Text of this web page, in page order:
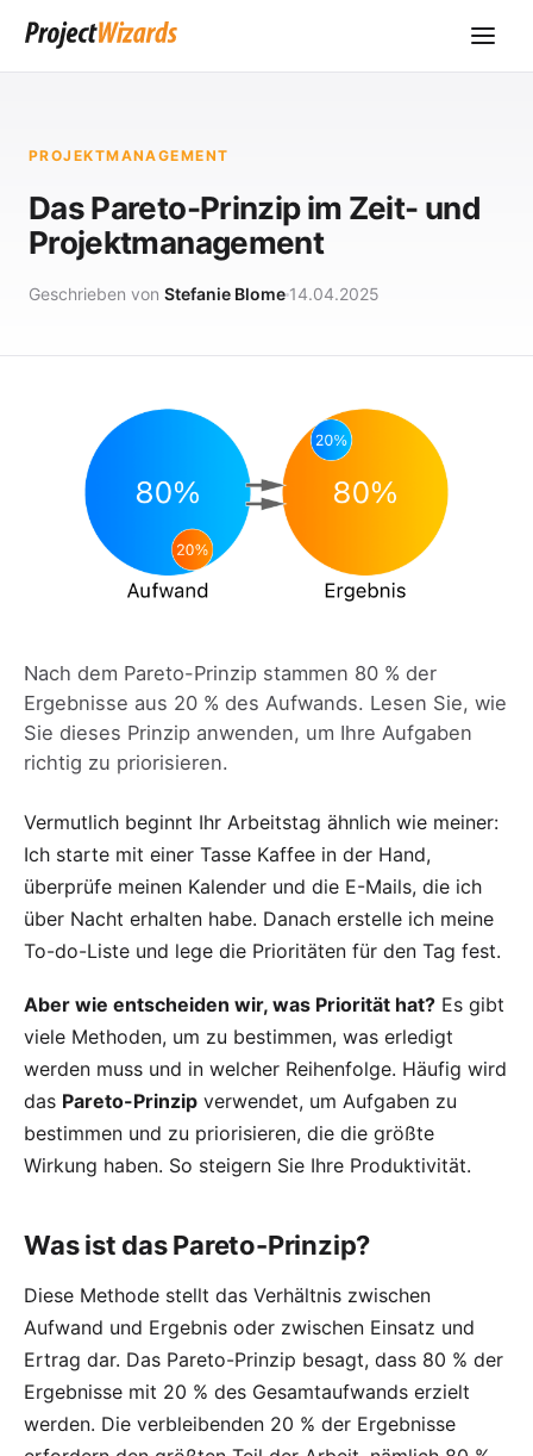
PROJEKTMANAGEMENT
Das Pareto-Prinzip im Zeit- und
Projektmanagement
Geschrieben von Stefanie Blome 14.04.2025
Nach dem Pareto-Prinzip stammen 80 % der
Ergebnisse aus 20 % des Aufwands. Lesen Sie, wie
Sie dieses Prinzip anwenden, um Ihre Aufgaben
richtig zu priorisieren.
Vermutlich beginnt Ihr Arbeitstag ähnlich wie meiner:
Ich starte mit einer Tasse Kaffee in der Hand,
überprüfe meinen Kalender und die E-Mails, die ich
über Nacht erhalten habe. Danach erstelle ich meine
To-do-Liste und lege die Prioritäten für den Tag fest.
Aber wie entscheiden wir, was Priorität hat? Es gibt
viele Methoden, um zu bestimmen, was erledigt
werden muss und in welcher Reihenfolge. Häufig wird
das Pareto-Prinzip verwendet, um Aufgaben zu
bestimmen und zu priorisieren, die die größte
Wirkung haben. So steigern Sie Ihre Produktivität.
Was ist das Pareto-Prinzip?
Diese Methode stellt das Verhältnis zwischen
Aufwand und Ergebnis oder zwischen Einsatz und
Ertrag dar. Das Pareto-Prinzip besagt, dass 80 % der
Ergebnisse mit 20 % des Gesamtaufwands erzielt
werden. Die verbleibenden 20 % der Ergebnisse